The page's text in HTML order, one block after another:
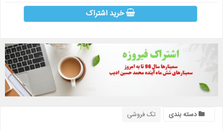
خرید اشتراک
دسته بندی تک فروشی